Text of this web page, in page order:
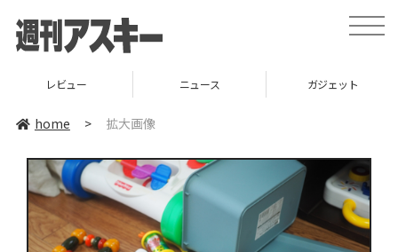
toggle
レビュー ニュース ガジェット
home > 拡大画像